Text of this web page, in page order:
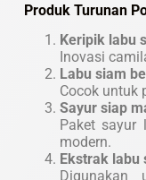
Produk Turunan
Keripik labu
Inovasi
Labu siam
Cocok untuk
Sayur siap
Paket sayur
modern.
Ekstrak labu